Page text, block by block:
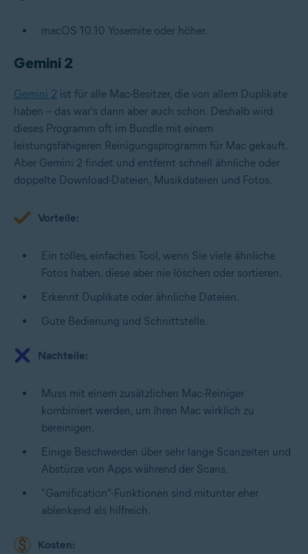
macOS 10.10 Yosemite oder höher.
Gemini 2
Gemini 2 ist für alle Mac-Besitzer, die von allem Duplikate
haben – das war's dann aber auch schon. Deshalb wird
dieses Programm oft im Bundle mit einem
leistungsfähigeren Reinigungsprogramm für Mac gekauft.
Aber Gemini 2 findet und entfernt schnell ähnliche oder
doppelte Download-Dateien, Musikdateien und Fotos.
Vorteile:
Ein tolles, einfaches Tool, wenn Sie viele ähnliche
Fotos haben, diese aber nie löschen oder sortieren.
Erkennt Duplikate oder ähnliche Dateien.
Gute Bedienung und Schnittstelle.
Nachteile:
Muss mit einem zusätzlichen Mac-Reiniger
kombiniert werden, um Ihren Mac wirklich zu
bereinigen.
Einige Beschwerden über sehr lange Scanzeiten und
Abstürze von Apps während der Scans.
"Gamification"-Funktionen sind mitunter eher
ablenkend als hilfreich.
Kosten: